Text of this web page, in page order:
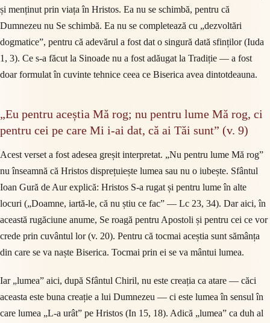
și menținut prin viața în Hristos. Ea nu se schimbă, pentru că
Dumnezeu nu Se schimbă. Ea nu se completează cu „dezvoltări
dogmatice”, pentru că adevărul a fost dat o singură dată sfinților (Iuda
1, 3). Ce s-a făcut la Sinoade nu a fost adăugat la Tradiție — a fost
doar formulat în cuvinte tehnice ceea ce Biserica avea dintotdeauna.
„Eu pentru aceștia Mă rog; nu pentru lume Mă rog, ci
pentru cei pe care Mi i-ai dat, că ai Tăi sunt” (v. 9)
Acest verset a fost adesea greșit interpretat. „Nu pentru lume Mă rog”
nu înseamnă că Hristos disprețuiește lumea sau nu o iubește. Sfântul
Ioan Gură de Aur explică: Hristos S-a rugat și pentru lume în alte
locuri („Doamne, iartă-le, că nu știu ce fac” — Lc 23, 34). Dar aici, în
această rugăciune anume, Se roagă pentru Apostoli și pentru cei ce vor
crede prin cuvântul lor (v. 20). Pentru că tocmai aceștia sunt sămânța
din care se va naște Biserica. Tocmai prin ei se va mântui lumea.
Iar „lumea” aici, după Sfântul Chiril, nu este creația ca atare — căci
aceasta este buna creație a lui Dumnezeu — ci este lumea în sensul în
care lumea „L-a urât” pe Hristos (In 15, 18). Adică „lumea” ca duh al